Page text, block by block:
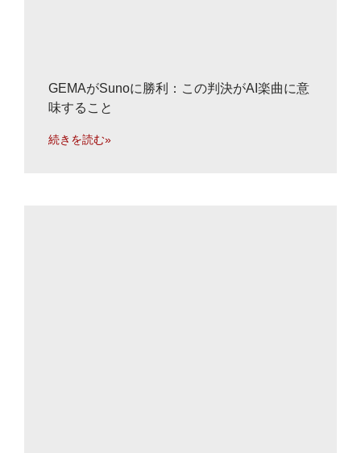
GEMAがSunoに勝利：この判決がAI楽曲に意
味すること
続きを読む»